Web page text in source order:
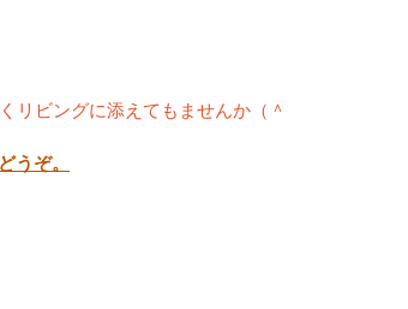
ビングに添えてもませんか（＾
ぞ。